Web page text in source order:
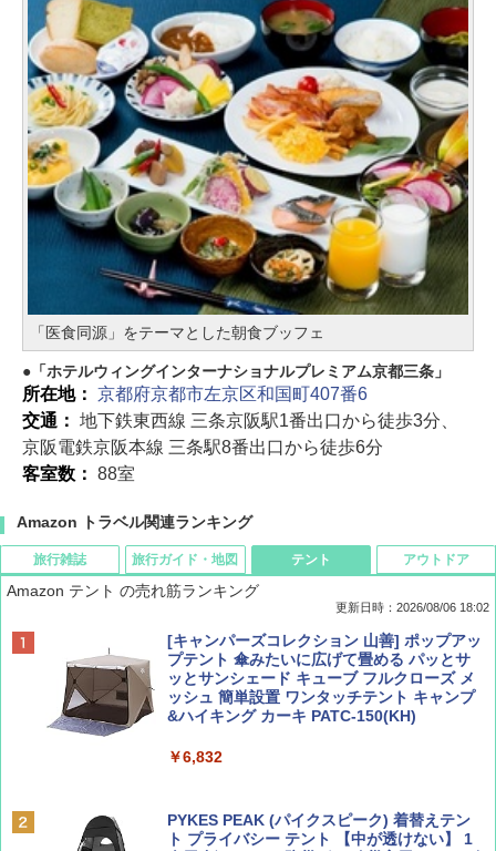
「医食同源」をテーマとした朝食ブッフェ
「ホテルウィングインターナショナルプレミアム京都三条」
所在地： 京都府京都市左京区和国町407番6
交通： 地下鉄東西線 三条京阪駅1番出口から徒歩3分、
京阪電鉄京阪本線 三条駅8番出口から徒歩6分
客室数： 88室
Amazon トラベル関連ランキング
旅行雑誌
ディズニーファン ２０２６年 ９月号 [雑
誌] (ＤＩＳＮＥＹ ＦＡＮ)
￥713
￥1,540
旅行ガイド・地図
D40 地球の歩き方 チェンマイ タイ北部の魅
力的な町 2026～2027 地球の歩き方D アジア
￥2,079
￥2,479
テント
Amazon テント の売れ筋ランキング
更新日時：2026/08/06 18:02
[キャンパーズコレクション 山善] ポップアッ
プテント 傘みたいに広げて畳める パッとサ
ッとサンシェード キューブ フルクローズ メ
ッシュ 簡単設置 ワンタッチテント キャンプ
&ハイキング カーキ PATC-150(KH)
￥6,832
PYKES PEAK (パイクスピーク) 着替えテン
ト プライバシー テント 【中が透けない】 1
アウトドア